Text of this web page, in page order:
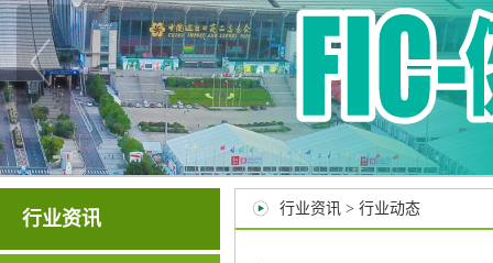
行业资讯 行业资讯 > 行业动态